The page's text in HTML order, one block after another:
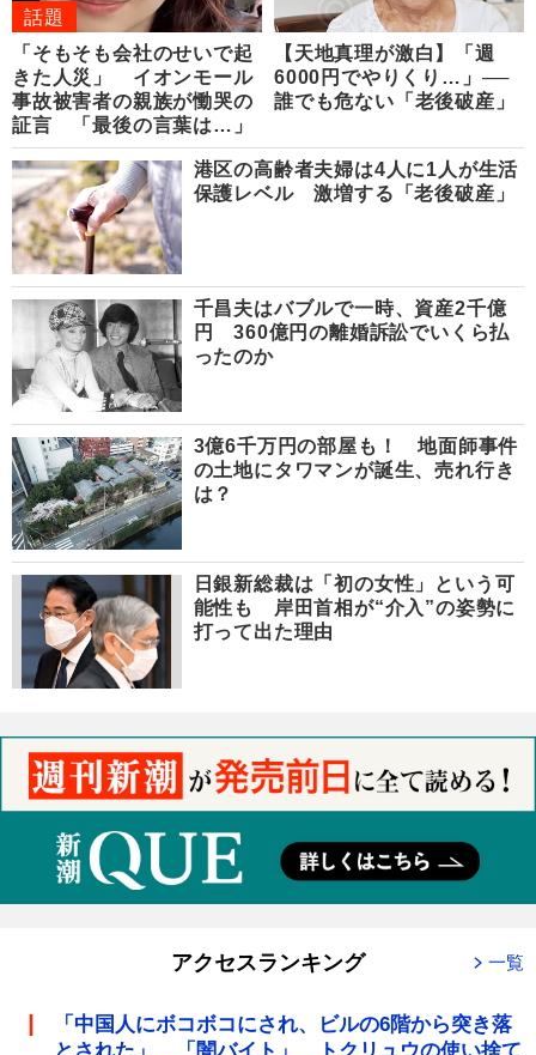
話題
「そもそも会社のせいで起
きた人災」 イオンモール
事故被害者の親族が慟哭の
証言 「最後の言葉は…」
【天地真理が激白】「週
6000円でやりくり…」──
誰でも危ない「老後破産」
港区の高齢者夫婦は4人に1人が生活
保護レベル 激増する「老後破産」
千昌夫はバブルで一時、資産2千億
円 360億円の離婚訴訟でいくら払
ったのか
3億6千万円の部屋も！ 地面師事件
の土地にタワマンが誕生、売れ行き
は？
日銀新総裁は「初の女性」という可
能性も 岸田首相が“介入”の姿勢に
打って出た理由
アクセスランキング 一覧
「中国人にボコボコにされ、ビルの6階から突き落